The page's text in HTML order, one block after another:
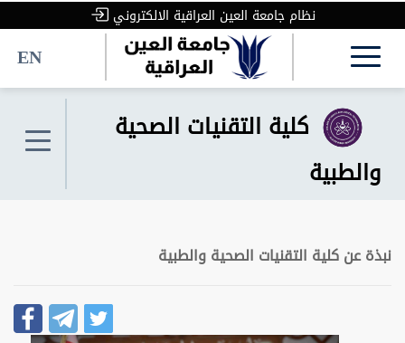
نظام جامعة العين العراقية الالكتروني
EN
كلية التقنيات الصحية
والطبية
نبذة عن كلية التقنيات الصحية والطبية